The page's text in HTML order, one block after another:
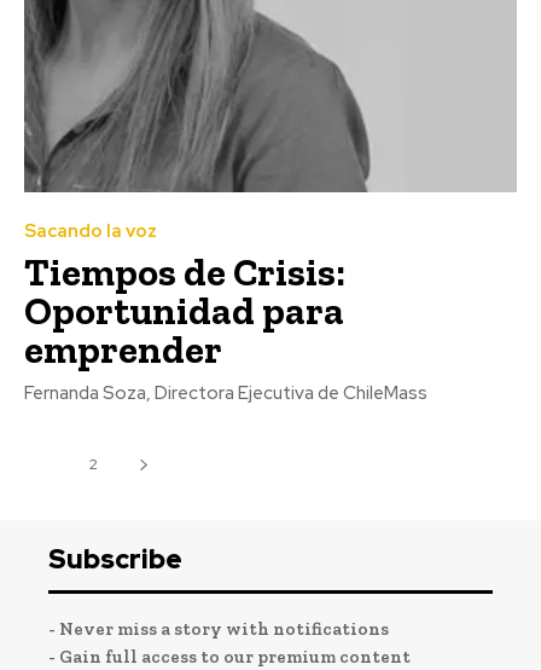
Sacando la voz
Tiempos de Crisis:
Oportunidad para
emprender
Fernanda Soza, Directora Ejecutiva de ChileMass
2
Subscribe
- Never miss a story with notifications
- Gain full access to our premium content